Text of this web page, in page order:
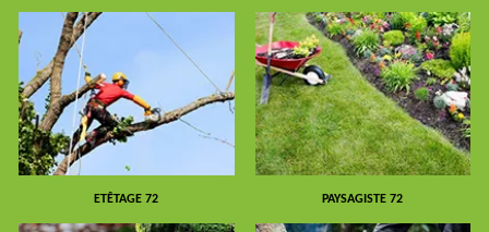
ETÊTAGE 72 PAYSAGISTE 72